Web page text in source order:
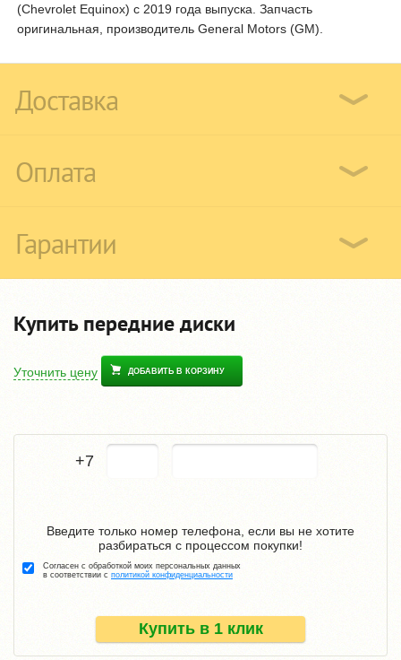
(Chevrolet Equinox) с 2019 года выпуска. Запчасть
оригинальная, производитель General Motors (GM).
Доставка
Оплата
Гарантии
Купить передние диски
Уточнить цену ДОБАВИТЬ В КОРЗИНУ
+7
Купить в 1 клик
Введите только номер телефона, если вы не хотите
разбираться с процессом покупки!
Согласен с обработкой моих персональных данных
в соответствии с политикой конфиденциальности